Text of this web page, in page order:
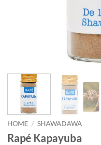
HOME / SHAWADAWA
Rapé Kapayuba